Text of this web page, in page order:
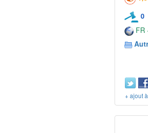
0
FR
+ ajout